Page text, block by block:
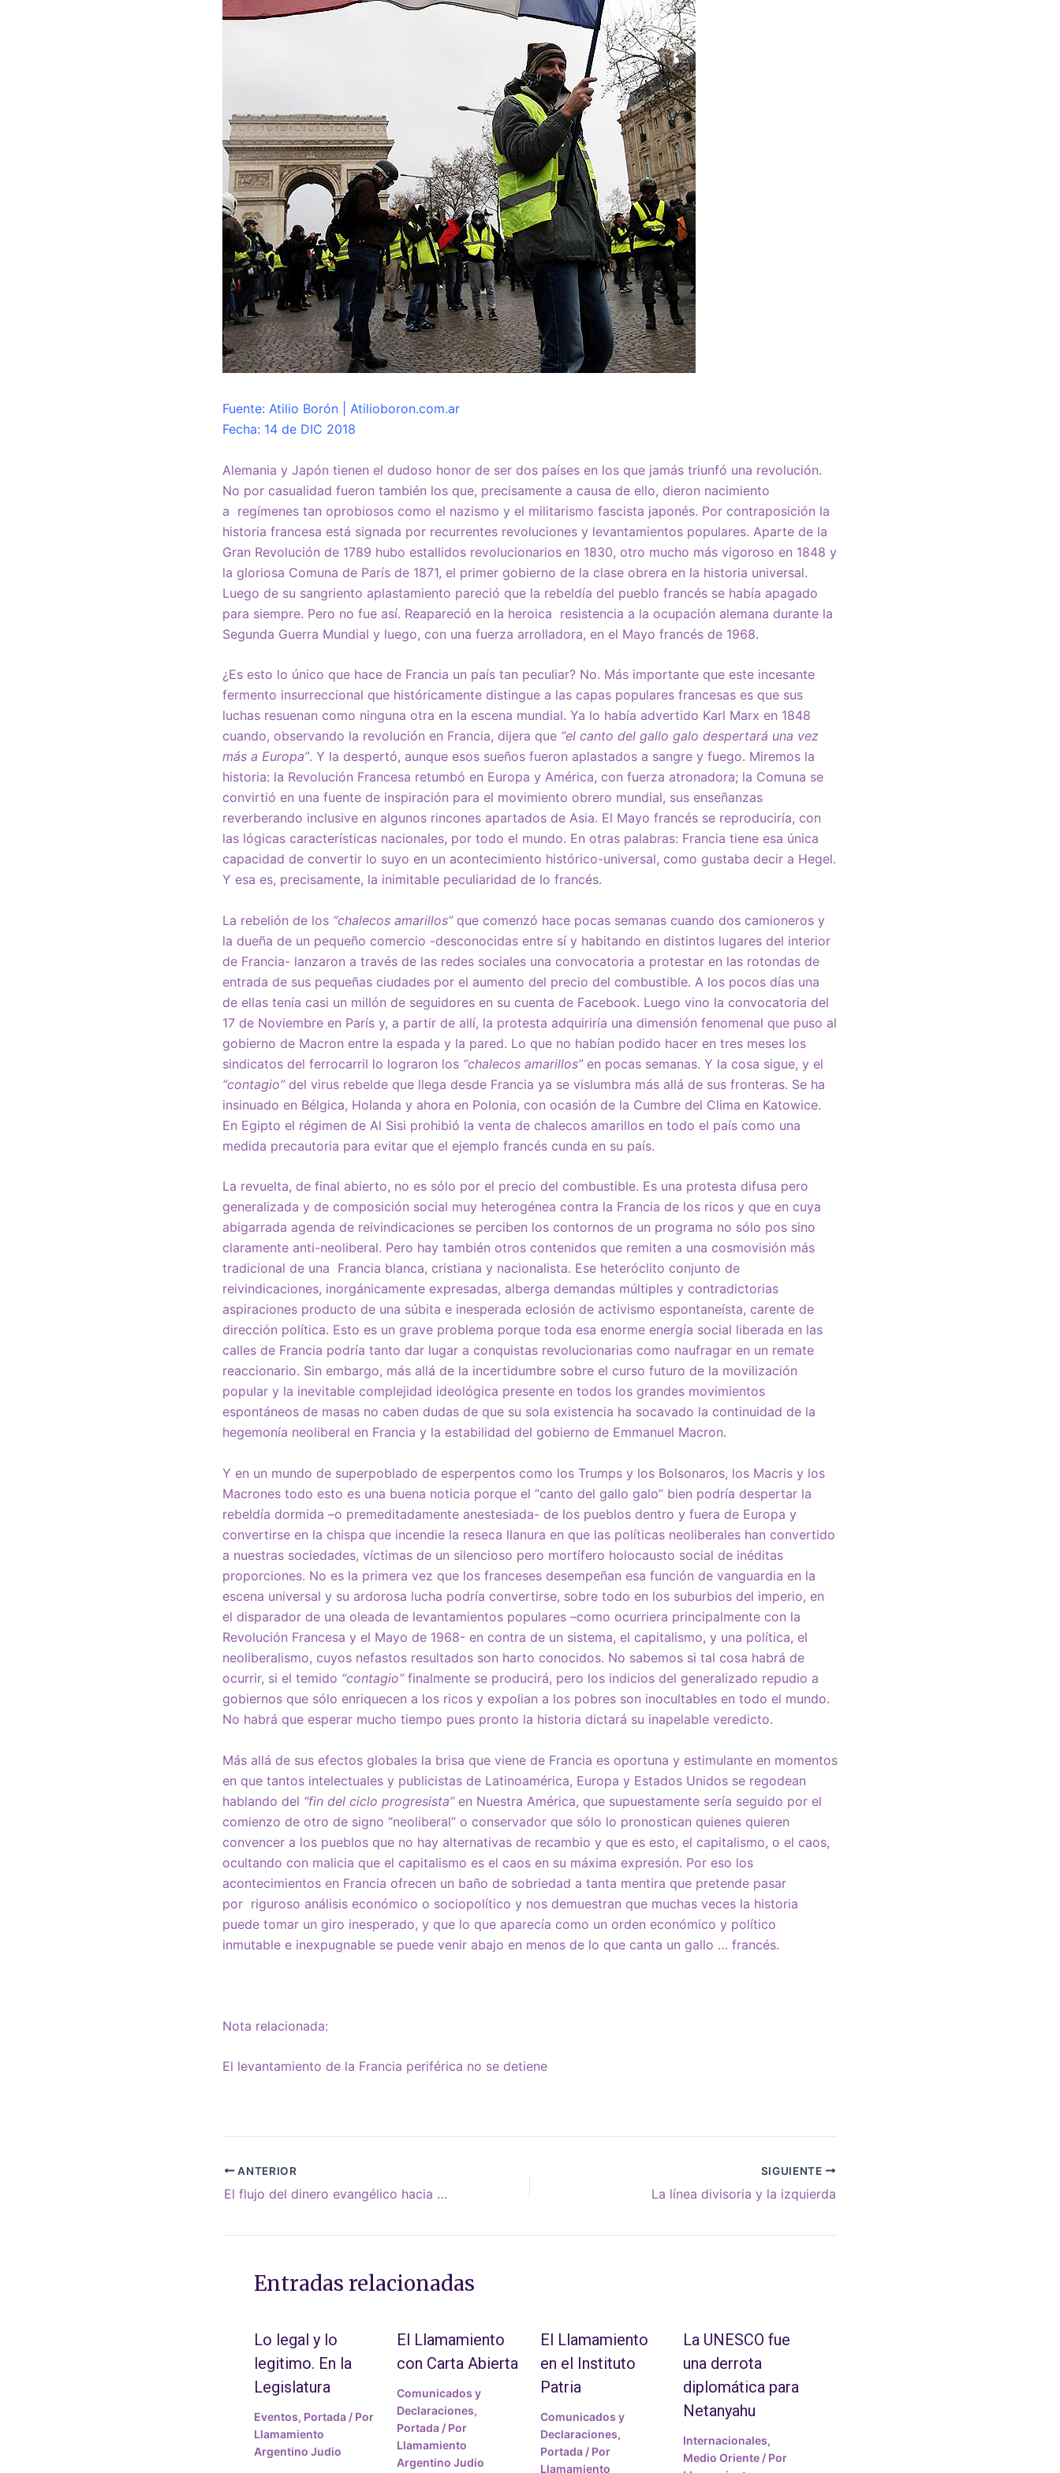
Fuente: Atilio Borón | Atilioboron.com.ar
Fecha: 14 de DIC 2018
Alemania y Japón tienen el dudoso honor de ser dos países en los que jamás triunfó una revolución.
No por casualidad fueron también los que, precisamente a causa de ello, dieron nacimiento
a regímenes tan oprobiosos como el nazismo y el militarismo fascista japonés. Por contraposición la
historia francesa está signada por recurrentes revoluciones y levantamientos populares. Aparte de la
Gran Revolución de 1789 hubo estallidos revolucionarios en 1830, otro mucho más vigoroso en 1848 y
la gloriosa Comuna de París de 1871, el primer gobierno de la clase obrera en la historia universal.
Luego de su sangriento aplastamiento pareció que la rebeldía del pueblo francés se había apagado
para siempre. Pero no fue así. Reapareció en la heroica resistencia a la ocupación alemana durante la
Segunda Guerra Mundial y luego, con una fuerza arrolladora, en el Mayo francés de 1968.
¿Es esto lo único que hace de Francia un país tan peculiar? No. Más importante que este incesante
fermento insurreccional que históricamente distingue a las capas populares francesas es que sus
luchas resuenan como ninguna otra en la escena mundial. Ya lo había advertido Karl Marx en 1848
cuando, observando la revolución en Francia, dijera que “el canto del gallo galo despertará una vez
más a Europa”. Y la despertó, aunque esos sueños fueron aplastados a sangre y fuego. Miremos la
historia: la Revolución Francesa retumbó en Europa y América, con fuerza atronadora; la Comuna se
convirtió en una fuente de inspiración para el movimiento obrero mundial, sus enseñanzas
reverberando inclusive en algunos rincones apartados de Asia. El Mayo francés se reproduciría, con
las lógicas características nacionales, por todo el mundo. En otras palabras: Francia tiene esa única
capacidad de convertir lo suyo en un acontecimiento histórico-universal, como gustaba decir a Hegel.
Y esa es, precisamente, la inimitable peculiaridad de lo francés.
La rebelión de los “chalecos amarillos”que comenzó hace pocas semanas cuando dos camioneros y
la dueña de un pequeño comercio -desconocidas entre sí y habitando en distintos lugares del interior
de Francia- lanzaron a través de las redes sociales una convocatoria a protestar en las rotondas de
entrada de sus pequeñas ciudades por el aumento del precio del combustible. A los pocos días una
de ellas tenía casi un millón de seguidores en su cuenta de Facebook. Luego vino la convocatoria del
17 de Noviembre en París y, a partir de allí, la protesta adquiriría una dimensión fenomenal que puso al
gobierno de Macron entre la espada y la pared. Lo que no habían podido hacer en tres meses los
sindicatos del ferrocarril lo lograron los “chalecos amarillos”en pocas semanas. Y la cosa sigue, y el
“contagio”del virus rebelde que llega desde Francia ya se vislumbra más allá de sus fronteras. Se ha
insinuado en Bélgica, Holanda y ahora en Polonia, con ocasión de la Cumbre del Clima en Katowice.
En Egipto el régimen de Al Sisi prohibió la venta de chalecos amarillos en todo el país como una
medida precautoria para evitar que el ejemplo francés cunda en su país.
La revuelta, de final abierto, no es sólo por el precio del combustible. Es una protesta difusa pero
generalizada y de composición social muy heterogénea contra la Francia de los ricos y que en cuya
abigarrada agenda de reivindicaciones se perciben los contornos de un programa no sólo pos sino
claramente anti-neoliberal. Pero hay también otros contenidos que remiten a una cosmovisión más
tradicional de una Francia blanca, cristiana y nacionalista. Ese heteróclito conjunto de
reivindicaciones, inorgánicamente expresadas, alberga demandas múltiples y contradictorias
aspiraciones producto de una súbita e inesperada eclosión de activismo espontaneísta, carente de
dirección política. Esto es un grave problema porque toda esa enorme energía social liberada en las
calles de Francia podría tanto dar lugar a conquistas revolucionarias como naufragar en un remate
reaccionario. Sin embargo, más allá de la incertidumbre sobre el curso futuro de la movilización
popular y la inevitable complejidad ideológica presente en todos los grandes movimientos
espontáneos de masas no caben dudas de que su sola existencia ha socavado la continuidad de la
hegemonía neoliberal en Francia y la estabilidad del gobierno de Emmanuel Macron.
Y en un mundo de superpoblado de esperpentos como los Trumps y los Bolsonaros, los Macris y los
Macrones todo esto es una buena noticia porque el “canto del gallo galo” bien podría despertar la
rebeldía dormida –o premeditadamente anestesiada- de los pueblos dentro y fuera de Europa y
convertirse en la chispa que incendie la reseca llanura en que las políticas neoliberales han convertido
a nuestras sociedades, víctimas de un silencioso pero mortífero holocausto social de inéditas
proporciones. No es la primera vez que los franceses desempeñan esa función de vanguardia en la
escena universal y su ardorosa lucha podría convertirse, sobre todo en los suburbios del imperio, en
el disparador de una oleada de levantamientos populares –como ocurriera principalmente con la
Revolución Francesa y el Mayo de 1968- en contra de un sistema, el capitalismo, y una política, el
neoliberalismo, cuyos nefastos resultados son harto conocidos. No sabemos si tal cosa habrá de
ocurrir, si el temido “contagio”finalmente se producirá, pero los indicios del generalizado repudio a
gobiernos que sólo enriquecen a los ricos y expolian a los pobres son inocultables en todo el mundo.
No habrá que esperar mucho tiempo pues pronto la historia dictará su inapelable veredicto.
Más allá de sus efectos globales la brisa que viene de Francia es oportuna y estimulante en momentos
en que tantos intelectuales y publicistas de Latinoamérica, Europa y Estados Unidos se regodean
hablando del “fin del ciclo progresista”en Nuestra América, que supuestamente sería seguido por el
comienzo de otro de signo “neoliberal” o conservador que sólo lo pronostican quienes quieren
convencer a los pueblos que no hay alternativas de recambio y que es esto, el capitalismo, o el caos,
ocultando con malicia que el capitalismo es el caos en su máxima expresión. Por eso los
acontecimientos en Francia ofrecen un baño de sobriedad a tanta mentira que pretende pasar
por riguroso análisis económico o sociopolítico y nos demuestran que muchas veces la historia
puede tomar un giro inesperado, y que lo que aparecía como un orden económico y político
inmutable e inexpugnable se puede venir abajo en menos de lo que canta un gallo … francés.
Nota relacionada:
El levantamiento de la Francia periférica no se detiene
ANTERIOR
El flujo del dinero evangélico hacia Cisjordania
SIGUIENTE
La línea divisoria y la izquierda
Entradas relacionadas
Lo legal y lo
legitimo. En la
Legislatura
Eventos, Portada / Por
Llamamiento
Argentino Judio
El Llamamiento
con Carta Abierta
Comunicados y
Declaraciones,
Portada / Por
Llamamiento
Argentino Judio
El Llamamiento
en el Instituto
Patria
Comunicados y
Declaraciones,
Portada/ Por
Llamamiento
La UNESCO fue
una derrota
diplomática para
Netanyahu
Internacionales,
Medio Oriente/ Por